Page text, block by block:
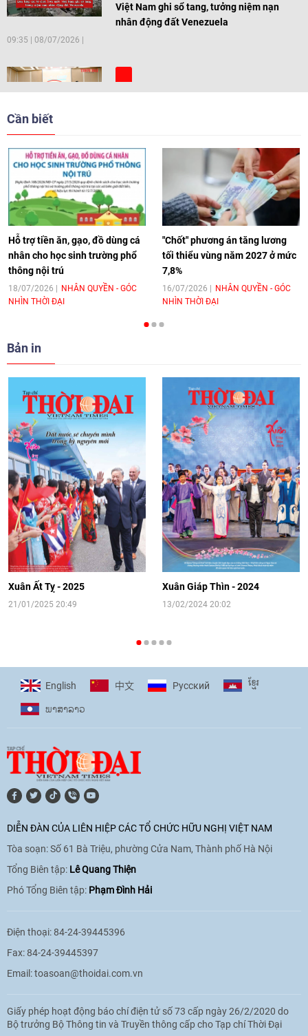
Việt Nam ghi sổ tang, tưởng niệm nạn
nhân động đất Venezuela
09:35 08/07/2026
[Video] Trẻ em Đông Á cùng kiến tạo
[Video] Âm nhạc flamenco gắn kết văn
hoá Việt Nam - Tây Ban Nha
11:10 17/06/2026
[Video] Trao tặng Kỷ niệm chương "Vì
hòa bình, hữu nghị giữa các dân tộc"
cho Đại sứ Hungary tại Việt Nam
[Video] Nhân dân Việt Nam luôn trân
trọng tình cảm của nước Nga
08:02 | 13/06/2026
Video: Cơ hội giao lưu quốc tế cho học
sinh Việt Nam tại trại hè Artek
14:41|12/06/2026
[Video] Đối ngoại nhân dân Thủ đô
hướng tới kết nối hiệu quả nguồn lực
người Việt Nam ở nước ngoài
16:58|10/06/2026
phó với biến đổi khí hậu
17:07|09/06/2026
[Video] Lào dành ưu tiên hàng đầu cho
quan hệ với Việt Nam
11:01 |09/06/2026
[Video] Doanh nghiệp Hoa Kỳ hỗ trợ
Việt Nam xác định danh tính người mất
Cần biết
Hỗ trợ tiền ăn, gạo, đồ dùng cá
nhân cho học sinh trường phổ
thông nội trú
18/07/2026
NHÂN QUYỀN - GÓC
NHÌN THỜI ĐẠI
"Chốt" phương án tăng lương
tối thiểu vùng năm 2027 ở mức
7,8%
16/07/2026
NHÂN QUYỀN - GÓC
NHÌN THỜI ĐẠI
Bản in
Xuân Ất Tỵ - 2025
21/01/2025 20:49
Xuân Giáp Thìn - 2024
13/02/2024 20:02
English 中文 Pусский ខ្មែរ
ພາ​ສາ​ລາວ
DIỄN ĐÀN CỦA LIÊN HIỆP CÁC TỔ CHỨC HỮU NGHỊ VIỆT NAM
Tòa soạn: Số 61 Bà Triệu, phường Cửa Nam, Thành phố Hà Nội
Tổng Biên tập: Lê Quang Thiện
Phó Tổng Biên tập: Phạm Đình Hải
Điện thoại: 84-24-39445396
Fax: 84-24-39445397
Email:toasoan@thoidai.com.vn
Giấy phép hoạt động báo chí điện tử số 73 cấp ngày 26/2/2020 do
Bộ trưởng Bộ Thông tin và Truyền thông cấp cho Tạp chí Thời Đại